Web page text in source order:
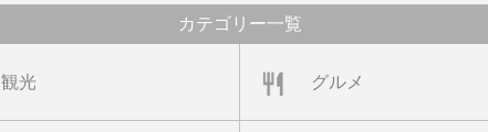
カテゴリー一覧
観光 グルメ